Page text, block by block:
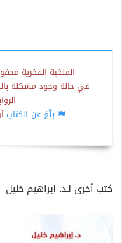
الملكية الفكرية
في حالة وجود مشكلة
بلّغ عن الكتاب
كتب أخرى لـد. إبراهيم خليل